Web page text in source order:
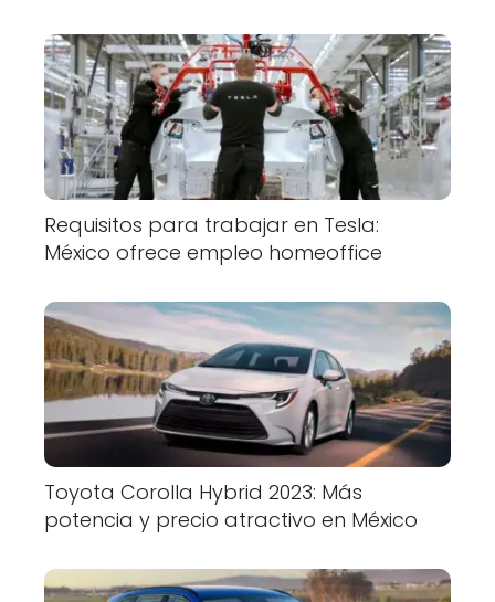
Requisitos para trabajar en Tesla:
México ofrece empleo homeoffice
Toyota Corolla Hybrid 2023: Más
potencia y precio atractivo en México